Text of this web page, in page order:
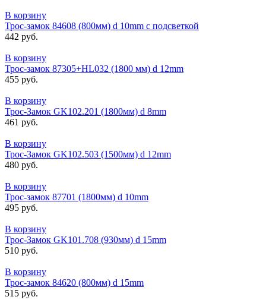
В корзину
Трос-замок 84608 (800мм) d 10mm с подсветкой
442 руб.
В корзину
Трос-замок 87305+HL032 (1800 мм) d 12mm
455 руб.
В корзину
Трос-Замок GK102.201 (1800мм) d 8mm
461 руб.
В корзину
Трос-Замок GK102.503 (1500мм) d 12mm
480 руб.
В корзину
Трос-замок 87701 (1800мм) d 10mm
495 руб.
В корзину
Трос-Замок GK101.708 (930мм) d 15mm
510 руб.
В корзину
Трос-замок 84620 (800мм) d 15mm
515 руб.